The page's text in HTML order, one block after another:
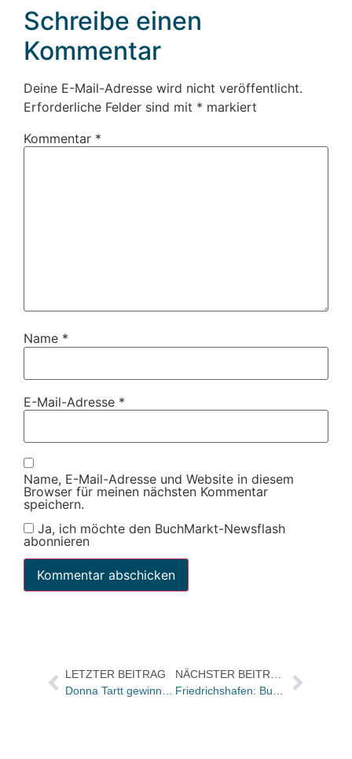
Schreibe einen
Kommentar
Deine E-Mail-Adresse wird nicht veröffentlicht.
Erforderliche Felder sind mit * markiert
Kommentar *
Name *
E-Mail-Adresse *
Name, E-Mail-Adresse und Website in diesem
Browser für meinen nächsten Kommentar
speichern.
Ja, ich möchte den BuchMarkt-Newsflash
abonnieren
LETZTER BEITRAG